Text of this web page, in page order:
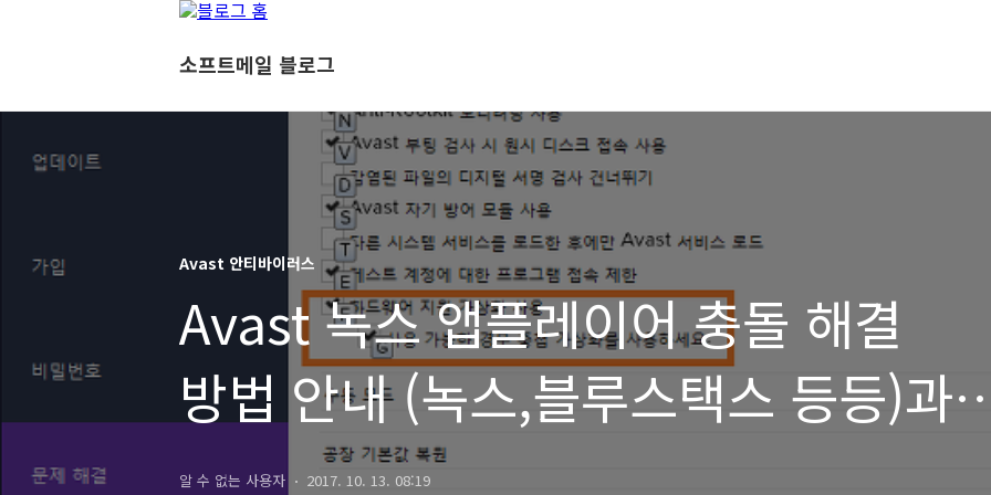
소프트메일 블로그
Avast 안티바이러스
Avast 녹스 앱플레이어 충돌 해결
방법 안내 (녹스,블루스택스 등등)과
호환성 이슈
알 수 없는 사용자 2017. 10. 13. 08:19